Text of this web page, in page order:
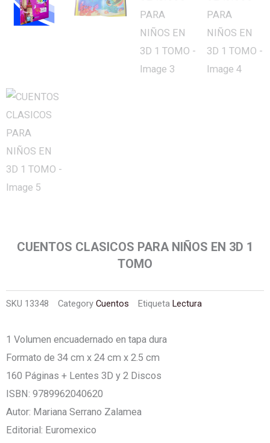
CUENTOS CLASICOS PARA NIÑOS EN 3D 1
TOMO
SKU 13348 Category Cuentos Etiqueta Lectura
1 Volumen encuadernado en tapa dura
Formato de 34 cm x 24 cm x 2.5 cm
160 Páginas + Lentes 3D y 2 Discos
ISBN: 9789962040620
Autor: Mariana Serrano Zalamea
Editorial: Euromexico